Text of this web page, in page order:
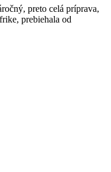
preto celá príprava,
prebiehala od